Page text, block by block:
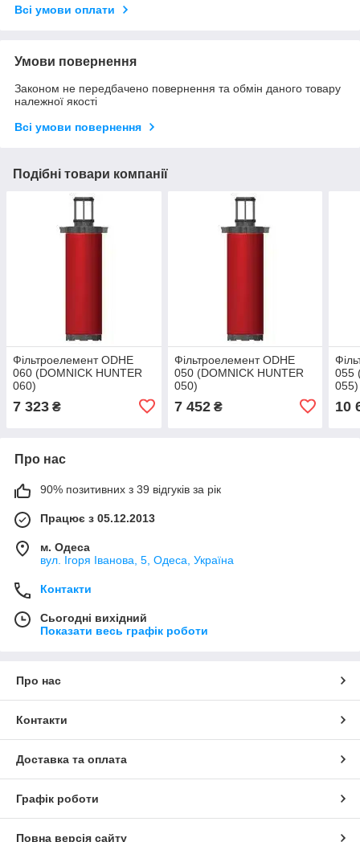
Всі умови оплати
Умови повернення
Законом не передбачено повернення та обмін даного товару
належної якості
Всі умови повернення
Подібні товари компанії
Фільтроелемент ODHE
060 (DOMNICK HUNTER
060)
7 323 ₴
Фільтроелемент ODHE
050 (DOMNICK HUNTER
050)
7 452₴
055
055)
10
Про нас
90% позитивних з 39 відгуків за рік
Працює з 05.12.2013
м. Одеса
вул. Ігоря Іванова, 5, Одеса, Україна
Контакти
Сьогодні вихідний
Показати весь графік роботи
Про нас
Контакти
Доставка та оплата
Графік роботи
Повна версія сайту